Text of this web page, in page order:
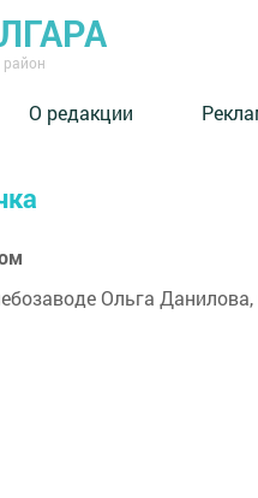
район
О редакции
Ольга